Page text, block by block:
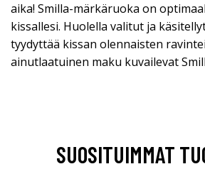
aika! Smilla-märkäruoka on
kissallesi. Huolella valitut ja
tyydyttää kissan olennaisten
ainutlaatuinen maku kuvailevat
SUOSITUIMMAT